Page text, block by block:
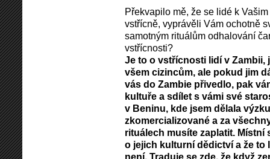
Překvapilo mě, že se lidé k
vstřícně, vyprávěli Vám ochotně
samotným rituálům odhalování
vstřícnosti?
Je to o vstřícnosti lidí v Zambii,
všem cizincům, ale pokud jim
vás do Zambie přivedlo, pak
kultuře a sdílet s vámi své
v Beninu, kde jsem dělala
zkomercializované a za
rituálech musíte zaplatit. Místní
o jejich kulturní dědictví a že to
není. Traduje se zde, že když